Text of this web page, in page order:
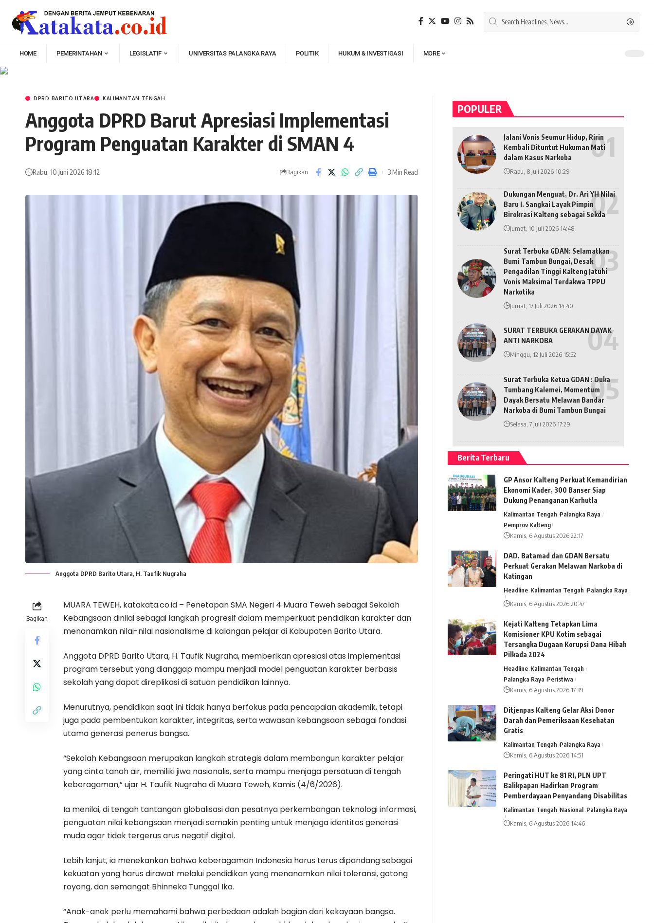
HOME PEMERINTAHAN LEGISLATIF UNIVERSITAS PALANGKA RAYA POLITIK HUKUM & INVESTIGASI MORE
DPRD BARITO UTARA KALIMANTAN TENGAH
Anggota DPRD Barut Apresiasi Implementasi
Program Penguatan Karakter di SMAN 4
Rabu, 10 Juni 2026 18:12 Bagikan 3 Min Read
Anggota DPRD Barito Utara, H. Taufik Nugraha
Bagikan
MUARA TEWEH, katakata.co.id – Penetapan SMA Negeri 4 Muara Teweh sebagai Sekolah
Kebangsaan dinilai sebagai langkah progresif dalam memperkuat pendidikan karakter dan
menanamkan nilai-nilai nasionalisme di kalangan pelajar di Kabupaten Barito Utara.
Anggota DPRD Barito Utara, H. Taufik Nugraha, memberikan apresiasi atas implementasi
program tersebut yang dianggap mampu menjadi model penguatan karakter berbasis
sekolah yang dapat direplikasi di satuan pendidikan lainnya.
Menurutnya, pendidikan saat ini tidak hanya berfokus pada pencapaian akademik, tetapi
juga pada pembentukan karakter, integritas, serta wawasan kebangsaan sebagai fondasi
utama generasi penerus bangsa.
“Sekolah Kebangsaan merupakan langkah strategis dalam membangun karakter pelajar
yang cinta tanah air, memiliki jiwa nasionalis, serta mampu menjaga persatuan di tengah
keberagaman,” ujar H. Taufik Nugraha di Muara Teweh, Kamis (4/6/2026).
Ia menilai, di tengah tantangan globalisasi dan pesatnya perkembangan teknologi informasi,
penguatan nilai kebangsaan menjadi semakin penting untuk menjaga identitas generasi
muda agar tidak tergerus arus negatif digital.
Lebih lanjut, ia menekankan bahwa keberagaman Indonesia harus terus dipandang sebagai
kekuatan yang harus dirawat melalui pendidikan yang menanamkan nilai toleransi, gotong
royong, dan semangat Bhinneka Tunggal Ika.
“Anak-anak perlu memahami bahwa perbedaan adalah bagian dari kekayaan bangsa.
POPULER
Jalani Vonis Seumur Hidup, Ririn
Kembali Dituntut Hukuman Mati
dalam Kasus Narkoba
Rabu, 8 Juli 2026 10:29
Dukungan Menguat, Dr. Ari YH Nilai
Baru I. Sangkai Layak Pimpin
Birokrasi Kalteng sebagai Sekda
Jumat, 10 Juli 2026 14:48
Surat Terbuka GDAN: Selamatkan
Bumi Tambun Bungai, Desak
Pengadilan Tinggi Kalteng Jatuhi
Vonis Maksimal Terdakwa TPPU
Narkotika
Jumat, 17 Juli 2026 14:40
SURAT TERBUKA GERAKAN DAYAK
ANTI NARKOBA
Minggu, 12 Juli 2026 15:52
Surat Terbuka Ketua GDAN : Duka
Tumbang Kalemei, Momentum
Dayak Bersatu Melawan Bandar
Narkoba di Bumi Tambun Bungai
Selasa, 7 Juli 2026 17:29
Berita Terbaru
GP Ansor Kalteng Perkuat Kemandirian
Ekonomi Kader, 300 Banser Siap
Dukung Penanganan Karhutla
Kalimantan Tengah Palangka Raya
Pemprov Kalteng
Kamis, 6 Agustus 2026 22:17
DAD, Batamad dan GDAN Bersatu
Perkuat Gerakan Melawan Narkoba di
Katingan
Headline Kalimantan Tengah Palangka Raya
Kamis, 6 Agustus 2026 20:47
Kejati Kalteng Tetapkan Lima
Komisioner KPU Kotim sebagai
Tersangka Dugaan Korupsi Dana Hibah
Pilkada 2024
Headline Kalimantan Tengah
Palangka Raya Peristiwa
Kamis, 6 Agustus 2026 17:39
Ditjenpas Kalteng Gelar Aksi Donor
Darah dan Pemeriksaan Kesehatan
Gratis
Kalimantan Tengah Palangka Raya
Kamis, 6 Agustus 2026 14:51
Peringati HUT ke 81 RI, PLN UPT
Balikpapan Hadirkan Program
Pemberdayaan Penyandang Disabilitas
Kalimantan Tengah Nasional Palangka Raya
Kamis, 6 Agustus 2026 14:46